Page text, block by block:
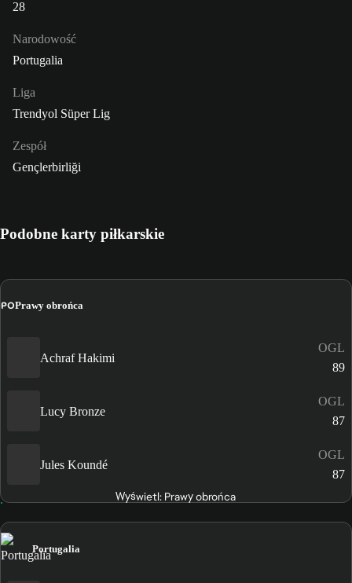
28
Narodowość
Portugalia
Liga
Trendyol Süper Lig
Zespół
Gençlerbirliği
Podobne karty piłkarskie
POPrawy obrońca
Achraf Hakimi
OGL
89
Lucy Bronze
OGL
87
Jules Koundé
OGL
87
Wyświetl: Prawy obrońca
Portugalia